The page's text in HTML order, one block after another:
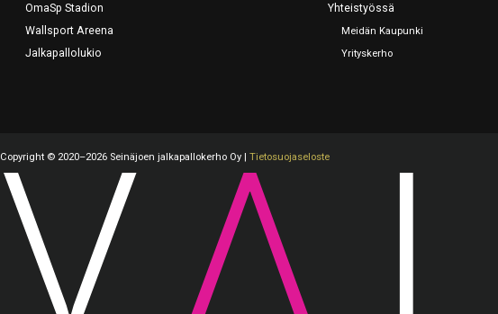
OmaSp Stadion
Wallsport Areena
Jalkapallolukio
Yhteistyössä
Meidän Kaupunki
Yrityskerho
Copyright © 2020–2026 Seinäjoen jalkapallokerho Oy | Tietosuojaseloste